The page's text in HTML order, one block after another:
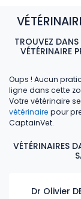
TROUVEZ DANS
VÉTÉRINAIRE
Oups ! Aucun
ligne dans cette
Votre vétérinaire
vétérinaire pour
CaptainVet.
VÉTÉRINAIRES
Dr Olivier